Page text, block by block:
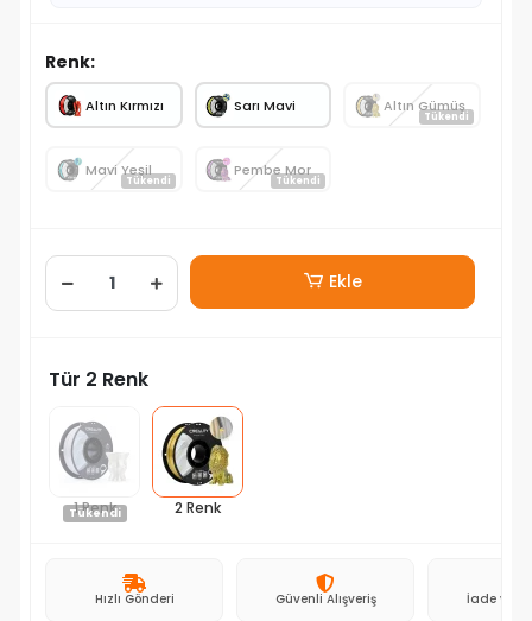
Renk:
Altın Kırmızı Sarı Mavi Altın Gümüş
Tükendi
Mavi Yeşil
Tükendi
Pembe Mor
Tükendi
Ekle
Tür 2 Renk
1 Renk
Tükendi 2 Renk
Hızlı Gönderi Güvenli Alışveriş İade ve